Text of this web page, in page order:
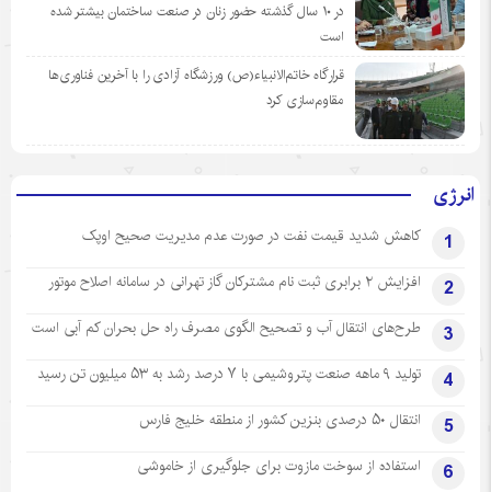
در ١٠ سال گذشته حضور زنان در صنعت ساختمان بیشتر شده
است
قرارگاه خاتم‌الانبیاء(ص) ورزشگاه آزادی را با آخرین فناوری‌ها
مقاوم‌سازی کرد
انرژی
1 کاهش شدید قیمت نفت در صورت عدم مدیریت صحیح اوپک
2 افزایش ۲ برابری ثبت نام مشترکان گاز تهرانی‌ در سامانه اصلاح موتور
3 طرح‌های انتقال آب و تصحیح الگوی مصرف راه حل بحران کم آبی است
4 تولید ۹ ماهه صنعت پتروشیمی با ۷ درصد رشد به ۵۳ میلیون تن رسید
5 انتقال ۵۰ درصدی بنزین کشور از منطقه خلیج فارس
6 استفاده از سوخت مازوت برای جلوگیری از خاموشی